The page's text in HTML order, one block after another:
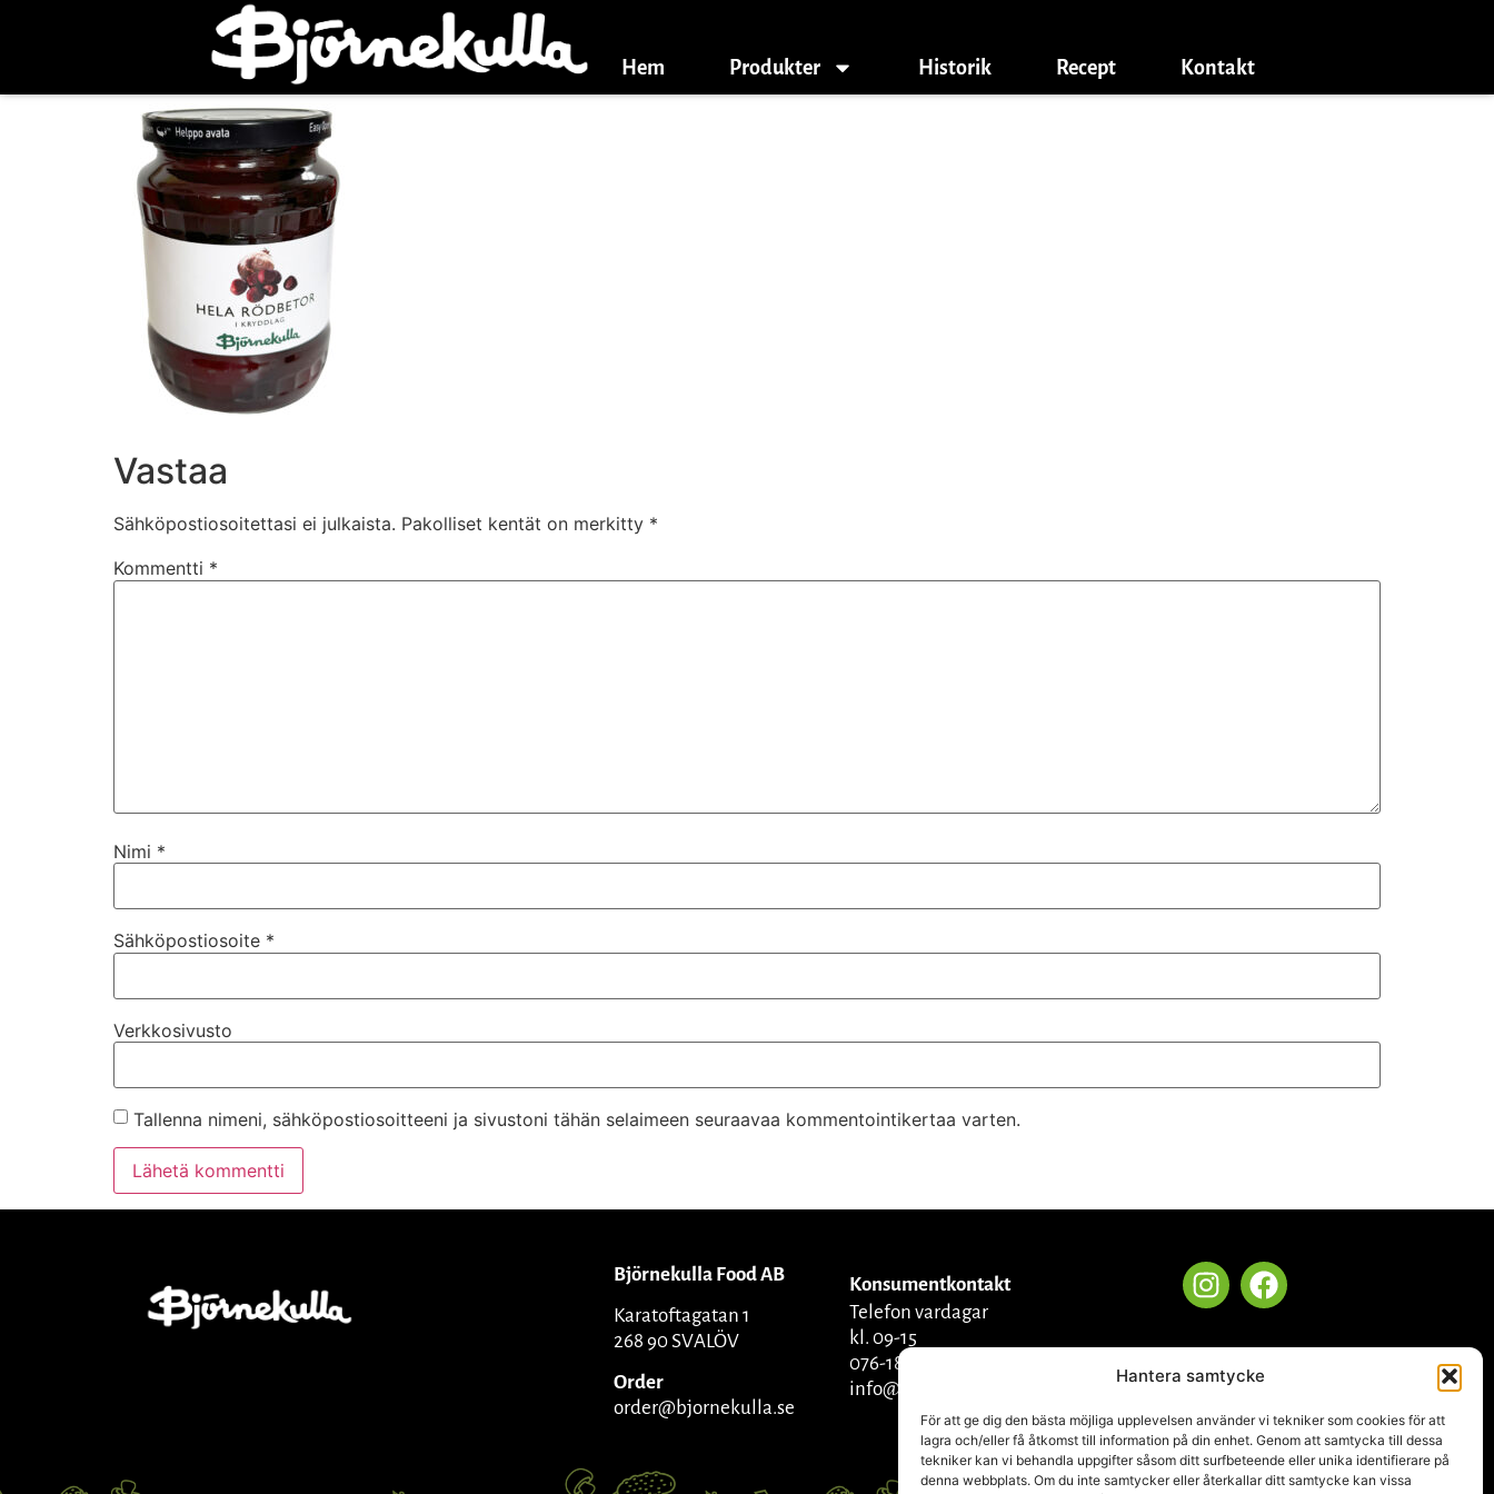
Hantera samtycke
För att ge dig den bästa möjliga upplevelsen använder vi tekniker som cookies för att
lagra och/eller få åtkomst till information på din enhet. Genom att samtycka till dessa
tekniker kan vi behandla uppgifter såsom ditt surfbeteende eller unika identifierare på
denna webbplats. Om du inte samtycker eller återkallar ditt samtycke kan vissa
Hem Produkter Historik Recept Kontakt
Vastaa
Sähköpostiosoitettasi ei julkaista. Pakolliset kentät on merkitty *
Kommentti *
Nimi *
Sähköpostiosoite *
Verkkosivusto
Tallenna nimeni, sähköpostiosoitteeni ja sivustoni tähän selaimeen seuraavaa kommentointikertaa varten.
Björnekulla Food AB
Karatoftagatan 1
268 90 SVALÖV
Order
order@bjornekulla.se
Konsumentkontakt
Telefon vardagar
kl. 09-15
076-1809270
info@bjornekulla.se